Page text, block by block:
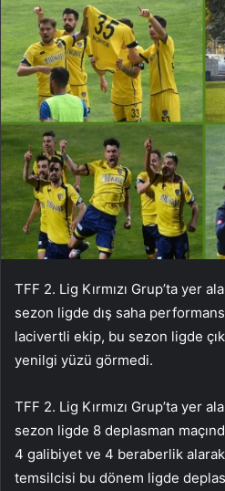
TFF 2. Lig Kırmızı Grup’ta yer
sezon ligde dış saha
lacivertli ekip, bu sezon ligde
yenilgi yüzü görmedi.
TFF 2. Lig Kırmızı Grup’ta yer
sezon ligde 8 deplasman
4 galibiyet ve 4 beraberlik
temsilcisi bu dönem ligde